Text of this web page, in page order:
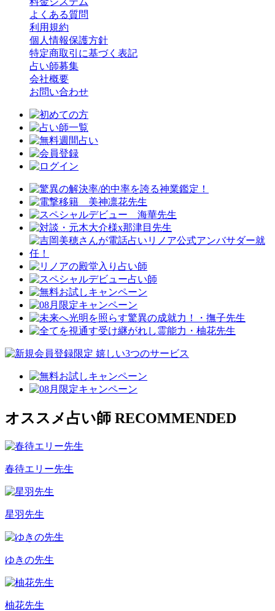
よくある質問
利用規約
個人情報保護方針
特定商取引に基づく表記
占い師募集
会社概要
お問い合わせ
オススメ占い師 RECOMMENDED
春待エリー先生
星羽先生
ゆきの先生
柚花先生